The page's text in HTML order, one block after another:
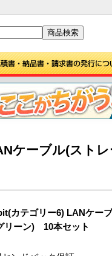
ケーブル(スト
カテゴリー6) LANケーブ
リーン) 10本セット